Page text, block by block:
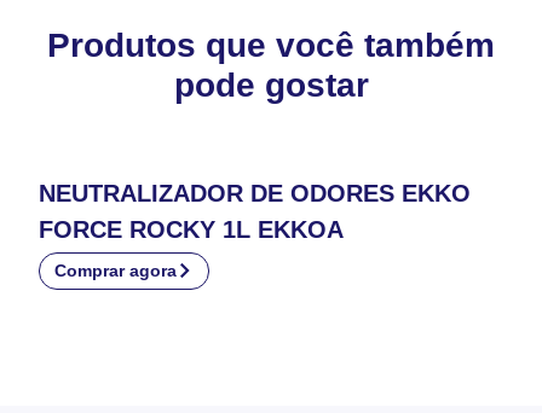
Produtos que você também
pode gostar
NEUTRALIZADOR DE ODORES EKKO
FORCE ROCKY 1L EKKOA
Comprar agora